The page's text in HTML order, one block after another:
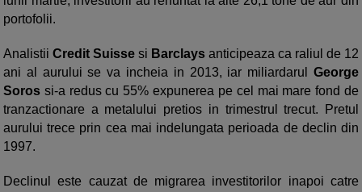
portofolii.
Analistii Credit Suisse si Barclays anticipeaza ca raliul de 12
ani al aurului se va incheia in 2013, iar miliardarul George
Soros si-a redus cu 55% expunerea pe cel mai mare fond de
tranzactionare a metalului pretios in trimestrul trecut. Pretul
aurului trece prin cea mai indelungata perioada de declin din
1997.
Declinul este cauzat de migrarea investitorilor inapoi catre